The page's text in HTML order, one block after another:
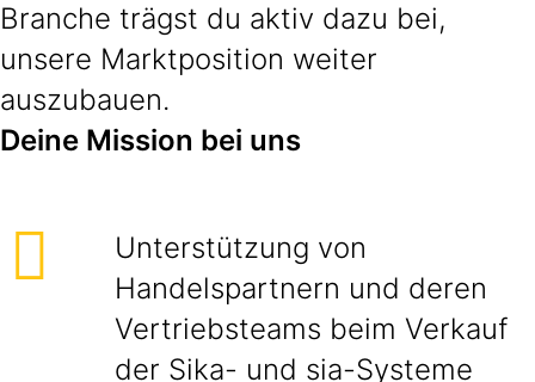
Branche trägst du aktiv dazu bei,
unsere Marktposition weiter
auszubauen.
Deine Mission bei uns
Unterstützung von
Handelspartnern und deren
Vertriebsteams beim Verkauf
der Sika- und sia-Systeme